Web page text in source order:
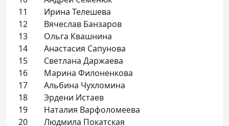
11 Ирина Телешева
12 Вячеслав Банзаров
13 Ольга Квашнина
14 Анастасия Сапунова
15 Светлана Даржаева
16 Марина Филоненкова
17 Альбина Чухломина
18 Эрдени Истаев
19 Наталия Варфоломеева
20 Людмила Покатская